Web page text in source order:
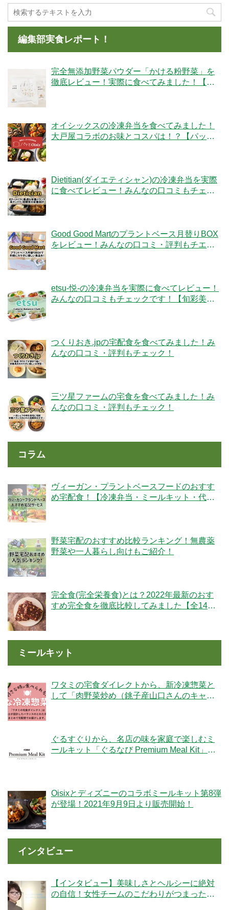
編集部実食レポート！
完全無添加野菜パウダー「かける粉野菜」を
徹底レビュー！実際に食べてみました！【ベ
オイシックスの冷凍弁当を食べてみました！
大戸屋コラボのお味とコスパは！？【パッと
Dietitian(ダイエティシャン)の冷凍弁当を実際
に食べてレビュー！みんなの口コミもチェッ
Good Good Martのプラントベース月替りBOX
をレビュー！みんなの口コミ・評判もチエッ
etsu-悦-の冷凍弁当を実際に食べてレビュー！
みんなの口コミもチェックです！【旬彩美
つくりおき.jpの宅配食を食べてみました！み
んなの口コミ・評判もチェック！
三ツ星ファームの宅食を食べてみました！み
んなの口コミ・評判もチェック！
コラム
ヴィーガン・プラントベースフードのおすす
め宅配食！【冷凍弁当・ミールキット・代替
野菜宅配のおすすめ比較ランキング！無農薬
野菜や一人暮らし向けもご紹介！
完全食(完全栄養食)とは？2022年最新のおす
すめ完全食を徹底比較してみました【全14
ミールキット
ワタミの宅食ダイレクトから、新冷凍惣菜と
して「肉野菜炒め（銚子産山口さんのキャベ
ぐるすぐりから、名店の味を家庭で楽しむミ
ールキット「ぐるなび Premium Meal Kit」シ
Oisixとディズニーのコラボミールキット第8弾
が登場！2021年9月9日より販売開始！
インタビュー
【インタビュー】美味しさとヘルシーに絶対
の自信！女性チームのこだわりがつまった